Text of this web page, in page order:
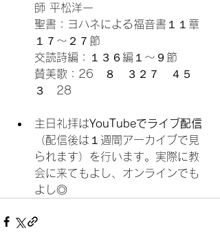
師 平松洋一
聖書：ヨハネによる福音書１１章
１７〜２７節
交読詩編：１３６編１〜９節
賛美歌：26　８　３２７　４５
３　28
主日礼拝はYouTubeでライブ配信
（配信後は１週間アーカイブで見
られます）を行います。実際に教
会に来てもよし、オンラインでも
よし◎